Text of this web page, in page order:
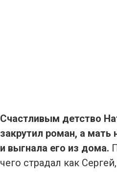
Счастливым детство
закрутил роман, а
и выгнала его из дома.
чего страдал как